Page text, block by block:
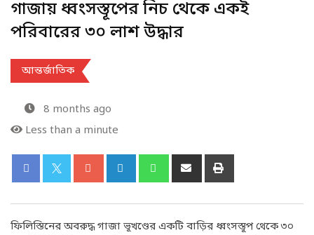
গাজায় ধ্বংসস্তূপের নিচ থেকে একই
পরিবারের ৩০ লাশ উদ্ধার
আন্তর্জাতিক
8 months ago
Less than a minute
ফিলিস্তিনের অবরুদ্ধ গাজা ভূখণ্ডের একটি বাড়ির ধ্বংসস্তূপ থেকে ৩০